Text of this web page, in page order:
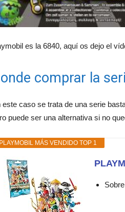
es la 6840, aquí os dejo el
comprar la
este caso se trata de una serie
puede ser una alternativa si no
PLAYMOBIL MÁS VENDIDO TOP 1